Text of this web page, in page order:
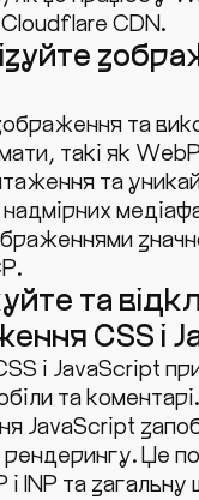
Cloudflare CDN.
та
такі як
та
та
CSS і
і JavaScript
та
JavaScript
Це
INP та загальну